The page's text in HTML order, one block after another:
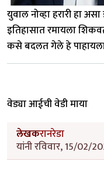
युवाल नोव्हा हरारी हा
इतिहासात रमायला
कसे बदलत गेले हे
वेड्या आईची वेडी माया
लेखकरानरेडा
यांनी रविवार, 15/02/